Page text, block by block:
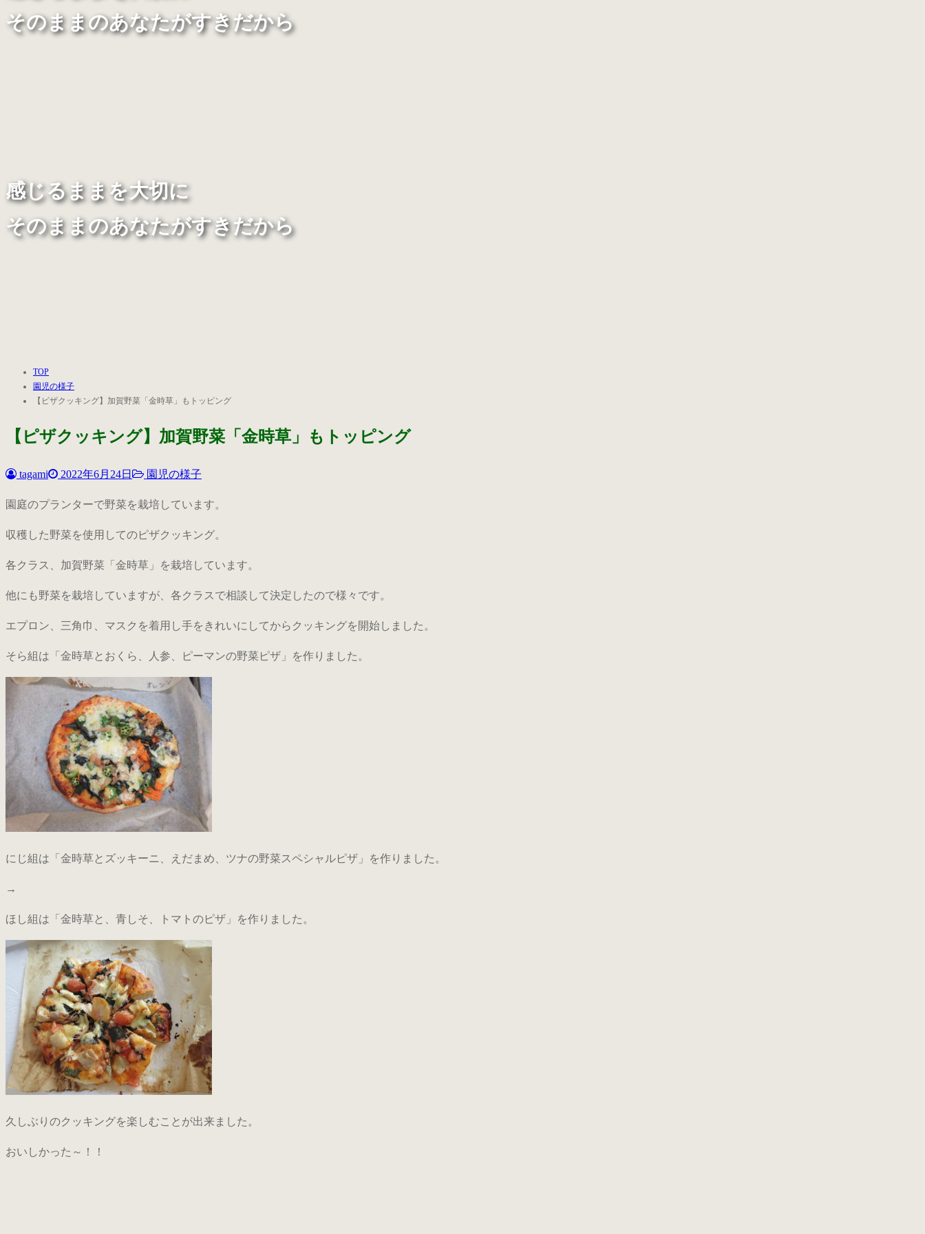
そのままのあなたがすきだから
感じるままを大切に
そのままのあなたがすきだから
TOP
園児の様子
【ピザクッキング】加賀野菜「金時草」もトッピング
【ピザクッキング】加賀野菜「金時草」もトッピング
tagami 2022年6月24日 園児の様子
園庭のプランターで野菜を栽培しています。
収穫した野菜を使用してのピザクッキング。
各クラス、加賀野菜「金時草」を栽培しています。
他にも野菜を栽培していますが、各クラスで相談して決定したので様々です。
エプロン、三角巾、マスクを着用し手をきれいにしてからクッキングを開始しました。
そら組は「金時草とおくら、人参、ピーマンの野菜ピザ」を作りました。
にじ組は「金時草とズッキーニ、えだまめ、ツナの野菜スペシャルピザ」を作りました。
→
ほし組は「金時草と、青しそ、トマトのピザ」を作りました。
久しぶりのクッキングを楽しむことが出来ました。
おいしかった～！！